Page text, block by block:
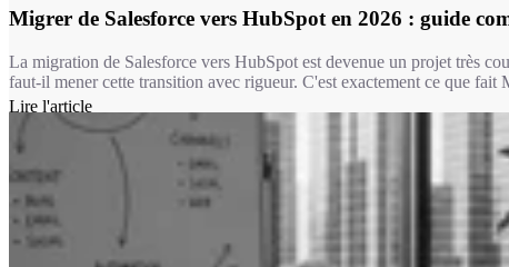
Migrer de Salesforce vers HubSpot en 2026 : guide
La migration de Salesforce vers HubSpot est devenue un projet très
faut-il mener cette transition avec rigueur. C'est exactement ce que
Lire l'article